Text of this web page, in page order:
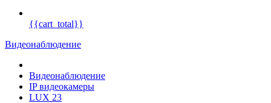
{{cart_total}}
Видеонаблюдение
Видеонаблюдение
IP видеокамеры
LUX 23